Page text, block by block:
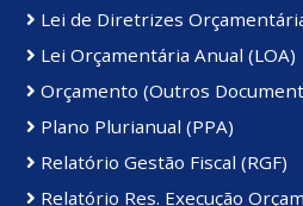
Lei de Diretrizes
Lei Orçamentária Anual (LOA)
Orçamento (Outros
Plano Plurianual (PPA)
Relatório Gestão Fiscal (RGF)
Relatório Res. Execução